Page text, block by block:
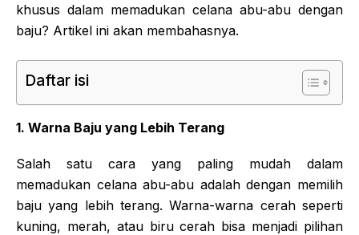
khusus dalam memadukan celana abu-abu dengan
baju? Artikel ini akan membahasnya.
Daftar isi
1. Warna Baju yang Lebih Terang
Salah satu cara yang paling mudah dalam
memadukan celana abu-abu adalah dengan memilih
baju yang lebih terang. Warna-warna cerah seperti
kuning, merah, atau biru cerah bisa menjadi pilihan